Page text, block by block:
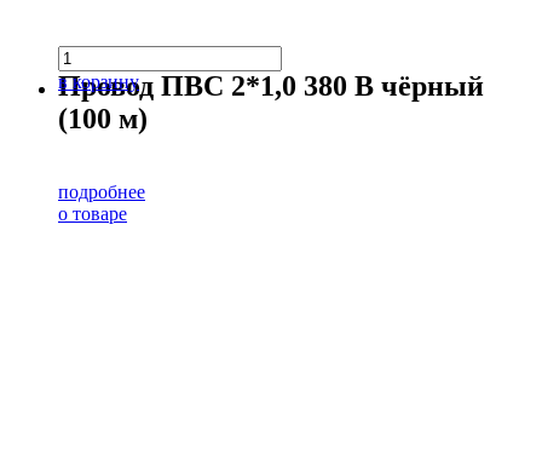
в корзину
Провод ПВС 2*1,0 380 В чёрный
(100 м)
подробнее
о товаре